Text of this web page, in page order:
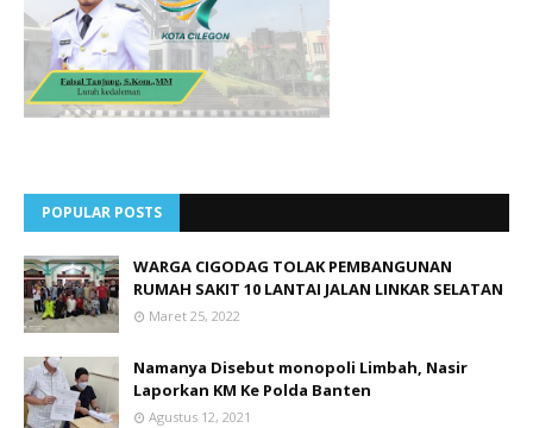
POPULAR POSTS
WARGA CIGODAG TOLAK PEMBANGUNAN
RUMAH SAKIT 10 LANTAI JALAN LINKAR SELATAN
Maret 25, 2022
Namanya Disebut monopoli Limbah, Nasir
Laporkan KM Ke Polda Banten
Agustus 12, 2021